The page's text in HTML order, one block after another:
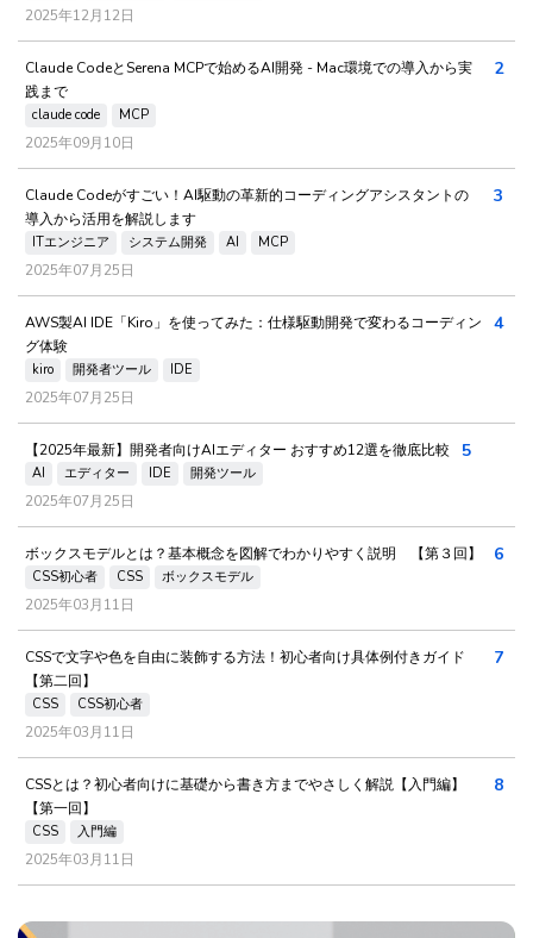
2025年12月12日
Claude CodeとSerena MCPで始めるAI開発 - Mac環境での導入から実
践まで
claude code MCP
2025年09月10日
2
Claude Codeがすごい！AI駆動の革新的コーディングアシスタントの
導入から活用を解説します
ITエンジニア システム開発 AI MCP
2025年07月25日
3
AWS製AI IDE「Kiro」を使ってみた：仕様駆動開発で変わるコーディン
グ体験
kiro 開発者ツール IDE
2025年07月25日
4
【2025年最新】開発者向けAIエディター おすすめ12選を徹底比較
AI エディター IDE 開発ツール
2025年07月25日
5
ボックスモデルとは？基本概念を図解でわかりやすく説明 【第３回】
CSS初心者 CSS ボックスモデル
2025年03月11日
6
CSSで文字や色を自由に装飾する方法！初心者向け具体例付きガイド
【第二回】
CSS CSS初心者
2025年03月11日
7
CSSとは？初心者向けに基礎から書き方までやさしく解説【入門編】
【第一回】
CSS 入門編
2025年03月11日
8